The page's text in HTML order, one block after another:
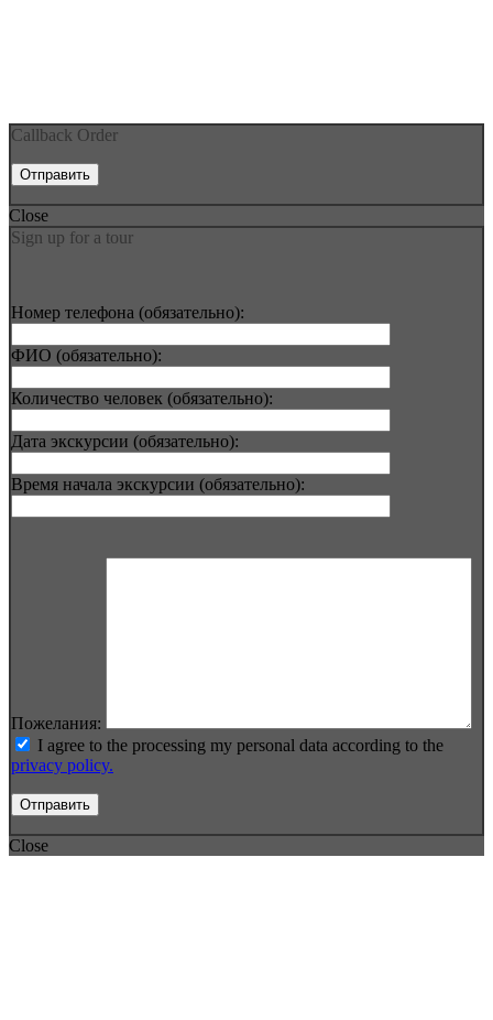
Callback Order
Close
Sign up for a tour
Номер телефона (обязательно):
ФИО (обязательно):
Количество человек (обязательно):
Дата экскурсии (обязательно):
Время начала экскурсии (обязательно):
Пожелания:
I agree to the processing my personal data according to the
privacy policy.
Close